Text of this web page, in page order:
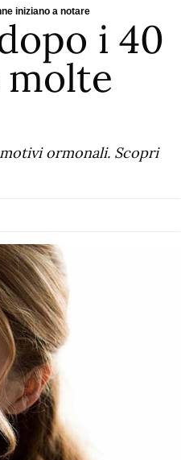
iniziano a notare
i 40
ormonali. Scopri